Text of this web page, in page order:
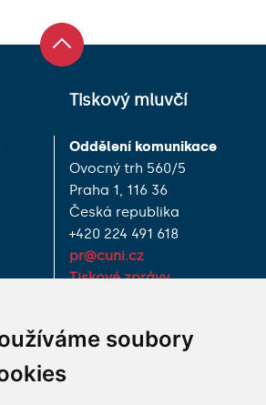
soubory
Tiskový mluvčí
Oddělení komunikace
Ovocný trh 560/5
Praha 1, 116 36
Česká republika
+420 224 491 618
pr@cuni.cz
Tiskové zprávy